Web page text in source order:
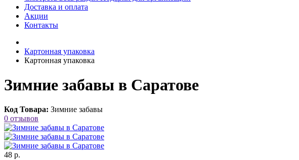
Доставка и оплата
Акции
Контакты
Картонная упаковка
Картонная упаковка
Зимние забавы в Саратове
Код Товара: Зимние забавы
0 отзывов
48 р.